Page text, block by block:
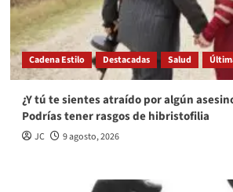
Cadena Estilo Destacadas Salud
¿Y tú te sientes atraído por algún
Podrías tener rasgos de hibristofilia
JC 9 agosto, 2026